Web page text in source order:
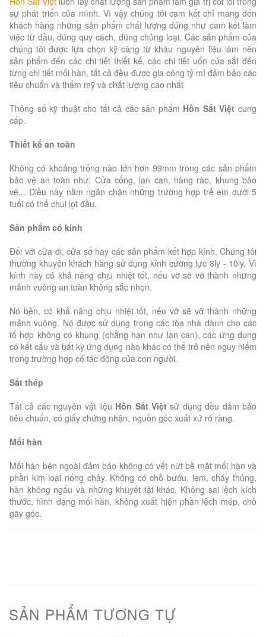
sự phát triển của mình. Vì vậy chúng tôi cam kết chỉ mang đến
khách hàng những sản phẩm chất lượng đúng như cam kết làm
việc từ đầu, đúng quy cách, đúng chủng loại. Các sản phẩm của
chúng tôi được lựa chọn kỹ càng từ khâu nguyên liệu làm nên
sản phẩm đến các chi tiết thiết kế, các chi tiết uốn của sắt đến
từng chi tiết mối hàn, tất cả đều được gia công tỷ mỉ đảm bảo các
tiêu chuẩn và thẩm mỹ và chất lượng cao nhất
Thông số kỹ thuật cho tất cả các sản phẩm Hồn Sắt Việtcung
cấp.
Thiết kế an toàn
Không có khoảng trống nào lớn hơn 99mm trong các sản phẩm
bảo vệ an toàn như: Cửa cổng, lan can, hàng rào, khung bảo
vệ... Điều này nằm ngăn chặn những trường hợp trẻ em dưới 5
tuổi có thể chui lọt đầu.
Sản phẩm có kính
Đối với cửa đi, cửa sổ hay các sản phẩm kết hợp kính. Chúng tôi
thường khuyên khách hàng sử dụng kính cường lực 8ly - 10ly. Vì
kính này có khả năng chịu nhiệt tốt, nếu vỡ sẽ vỡ thành những
mảnh vuông an toàn không sắc nhọn.
Nó bền, có khả năng chịu nhiệt tốt, nếu vỡ sẽ vỡ thành những
mảnh vuông. Nó được sử dụng trong các tòa nhà dành cho các
tổ hợp không có khung (chẳng hạn như lan can), các ứng dụng
có kết cấu và bất kỳ ứng dụng nào khác có thể trở nên nguy hiểm
trong trường hợp có tác động của con người.
Sắt thép
Tất cả các nguyên vật liệu Hồn Sắt Việt sử dụng đều đảm bảo
tiêu chuẩn, có giấy chứng nhận, nguồn gốc xuất xứ rõ ràng.
Mối hàn
Mối hàn bên ngoài đảm bảo không có vết nứt bề mặt mối hàn và
phần kim loại nóng chảy. Không có chỗ bướu, lẹm, cháy thủng,
hàn không ngấu và những khuyết tật khác. Không sai lệch kích
thước, hình dạng mối hàn, không xuất hiện phần lệch mép, chỗ
gãy góc.
SẢN PHẨM TƯƠNG TỰ